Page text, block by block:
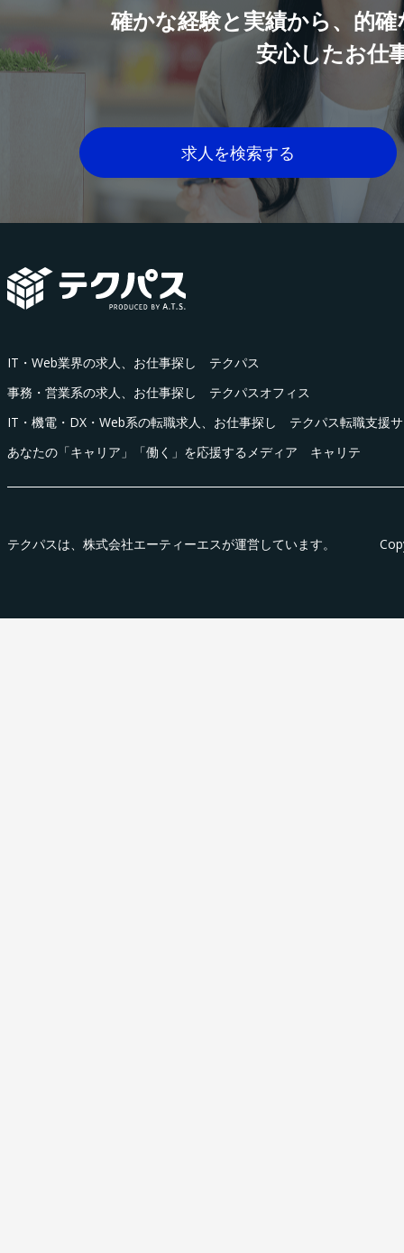
確かな経験と実績から、的
安心したお仕
求人を検索する
IT・Web業界の求人、お仕事探し テクパス
事務・営業系の求人、お仕事探し テクパスオフィス
IT・機電・DX・Web系の転職求人、お仕事探し テクパス転職支援
あなたの「キャリア」「働く」を応援するメディア キャリテ
テクパスは、株式会社エーティーエスが運営しています。